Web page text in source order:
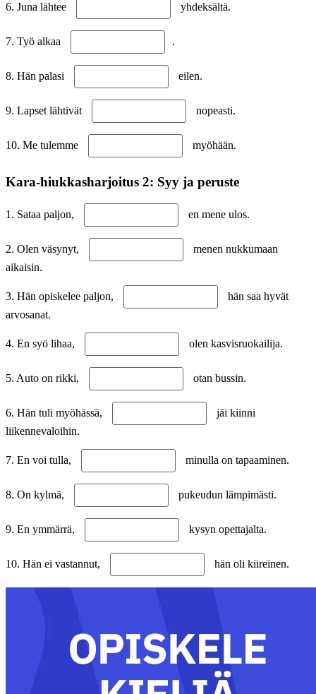
6. Juna lähtee yhdeksältä.
7. Työ alkaa .
8. Hän palasi eilen.
9. Lapset lähtivät nopeasti.
10. Me tulemme myöhään.
Kara-hiukkasharjoitus 2: Syy ja peruste
1. Sataa paljon, en mene ulos.
2. Olen väsynyt,
menen nukkumaan
aikaisin.
3. Hän opiskelee paljon,
hän saa hyvät
arvosanat.
4. En syö lihaa, olen kasvisruokailija.
5. Auto on rikki, otan bussin.
6. Hän tuli myöhässä,
jäi kiinni
liikennevaloihin.
7. En voi tulla, minulla on tapaaminen.
8. On kylmä, pukeudun lämpimästi.
9. En ymmärrä, kysyn opettajalta.
10. Hän ei vastannut, hän oli kiireinen.